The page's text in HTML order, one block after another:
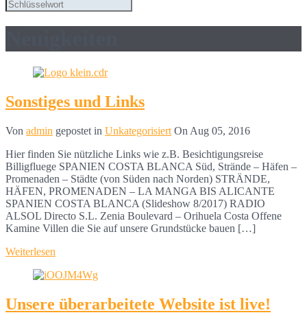
Sonstiges und Links
Von admin gepostet in Unkategorisiert On Aug 05, 2016
Hier finden Sie nützliche Links wie z.B. Besichtigungsreise
Billigfluege SPANIEN COSTA BLANCA Süd, Strände – Häfen –
Promenaden – Städte (von Süden nach Norden) STRÄNDE,
HÄFEN, PROMENADEN – LA MANGA BIS ALICANTE
SPANIEN COSTA BLANCA (Slideshow 8/2017) RADIO
ALSOL Directo S.L. Zenia Boulevard – Orihuela Costa Offene
Kamine Villen die Sie auf unsere Grundstücke bauen […]
Weiterlesen
Unsere überarbeitete Website ist live!